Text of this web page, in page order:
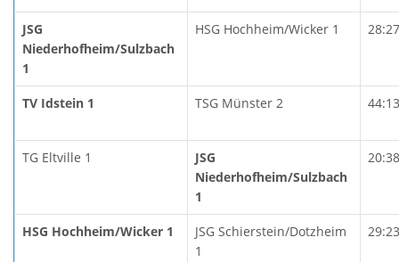
JSG
Niederhofheim/Sulzbach
1
HSG Hochheim/Wicker 1 28:27
TV Idstein 1 TSG Münster 2 44:13
TG Eltville 1
JSG
Niederhofheim/Sulzbach
1
20:38
HSG Hochheim/Wicker 1
JSG Schierstein/Dotzheim
1
29:23